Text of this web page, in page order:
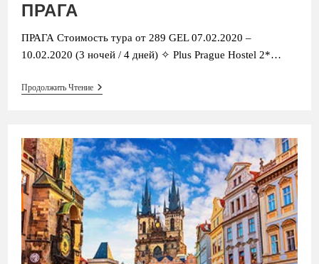
ПРАГА
ПРАГА Стоимость тура от 289 GEL 07.02.2020 –
10.02.2020 (3 ночей / 4 дней) ✧ Plus Prague Hostel 2*…
Продолжить ЧтениеПРАГА